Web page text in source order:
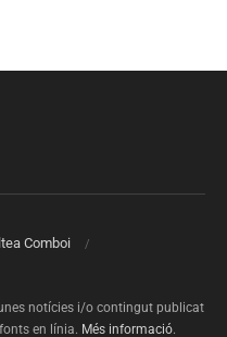
Comboi
notícies i/o contingut publicat
en línia. Més informació.